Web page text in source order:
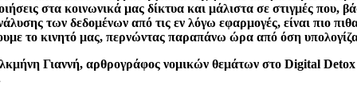
στα κοινωνικά μας δίκτυα και μάλιστα σε στιγμές που,
των δεδομένων από τις εν λόγω εφαρμογές, είναι πιο
το κινητό μας, περνώντας παραπάνω ώρα από όση
Γιαννή, αρθρογράφος νομικών θεμάτων στο Digital Detox